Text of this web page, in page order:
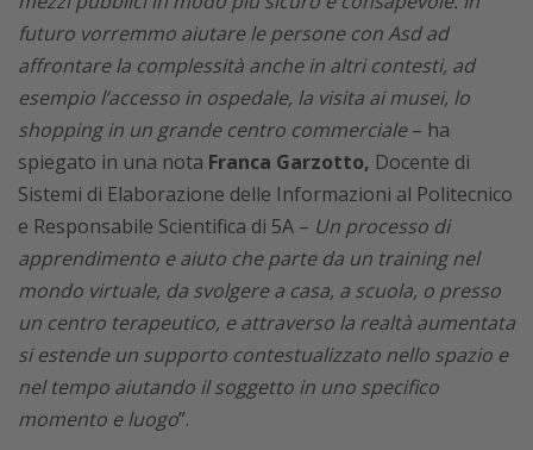
futuro vorremmo aiutare le persone con Asd ad
affrontare la complessità anche in altri contesti, ad
esempio l’accesso in ospedale, la visita ai musei, lo
shopping in un grande centro commerciale– ha
spiegato in una nota Franca Garzotto, Docente di
Sistemi di Elaborazione delle Informazioni al Politecnico
e Responsabile Scientifica di 5A – Un processo di
apprendimento e aiuto che parte da un training nel
mondo virtuale, da svolgere a casa, a scuola, o presso
un centro terapeutico, e attraverso la realtà aumentata
si estende un supporto contestualizzato nello spazio e
nel tempo aiutando il soggetto in uno specifico
momento e luogo”.